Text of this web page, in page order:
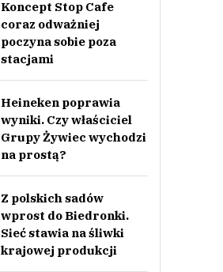
Koncept Stop Cafe
coraz odważniej
poczyna sobie poza
stacjami
Heineken poprawia
wyniki. Czy właściciel
Grupy Żywiec wychodzi
na prostą?
Z polskich sadów
wprost do Biedronki.
Sieć stawia na śliwki
krajowej produkcji